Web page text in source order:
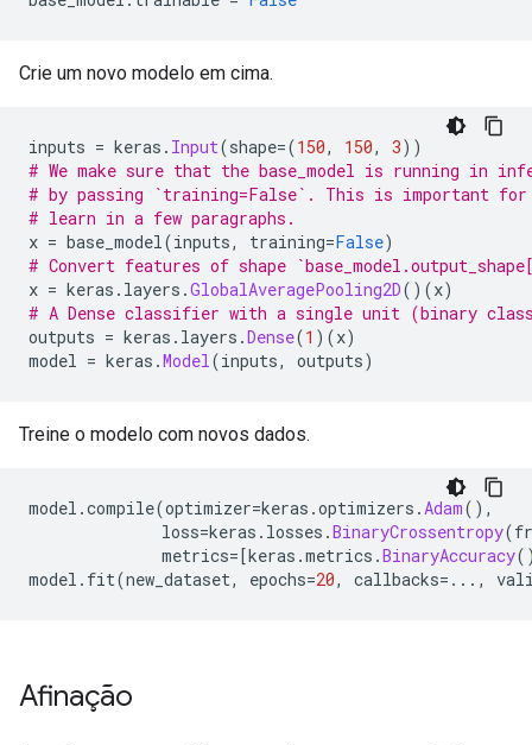
Crie um novo modelo em cima.
inputs = keras . Input(shape=(150, 150, 3))
# We make sure that the base_model is running in
# by passing `training=False`. This is important
# learn in a few paragraphs.
x = base_model(inputs, training=False)
# Convert features of shape
x = keras . layers .GlobalAveragePooling2D()(x)
# A Dense classifier with a single unit (binary
outputs = keras . layers .Dense(1 )(x)
model = keras .Model(inputs, outputs)
Treine o modelo com novos dados.
model .compile(optimizer=keras .optimizers .Adam(),
loss=keras . losses .BinaryCrossentropy(
metrics=[keras .metrics .BinaryAccuracy
model . fit(new_dataset, epochs=20, callbacks=...,
Afinação